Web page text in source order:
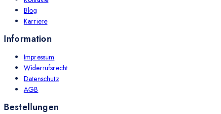
Blog
Karriere
Information
Impressum
Widerrufsrecht
Datenschutz
AGB
Bestellungen